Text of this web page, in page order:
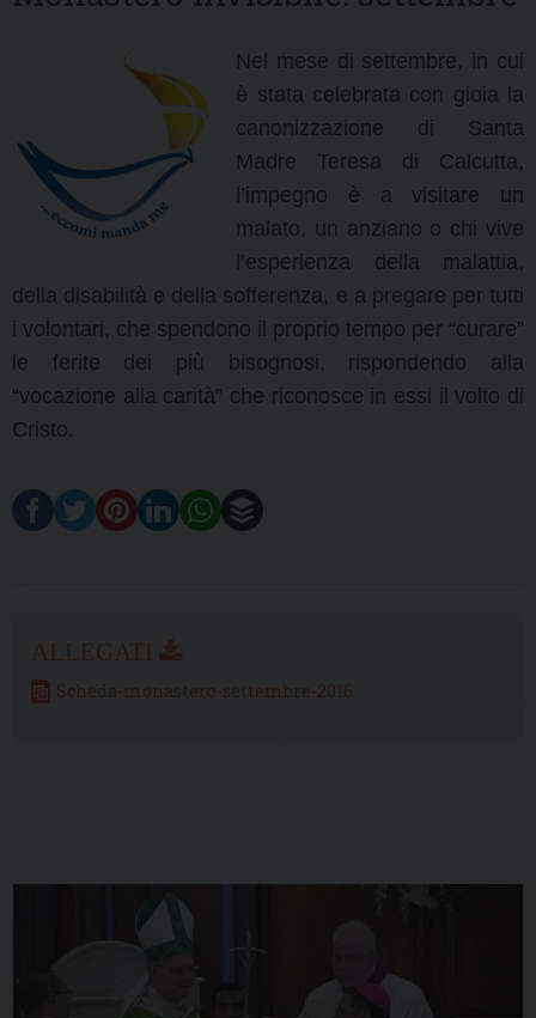
Nel mese di settembre, in cui
è stata celebrata con gioia la
canonizzazione di Santa
Madre Teresa di Calcutta,
l’impegno è a visitare un
malato, un anziano o chi vive
l’esperienza della malattia,
della disabilità e della sofferenza, e a pregare per tutti
i volontari, che spendono il proprio tempo per “curare”
le ferite dei più bisognosi, rispondendo alla
“vocazione alla carità” che riconosce in essi il volto di
Cristo.
Scheda-monastero-settembre-2016